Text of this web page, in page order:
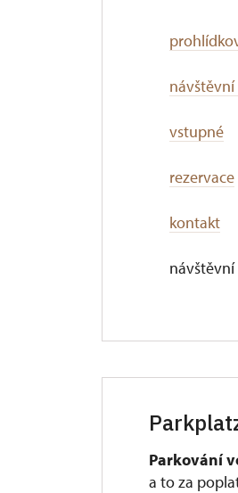
vstupné
rezervace
kontakt
návštěvní
Parkování
a to za